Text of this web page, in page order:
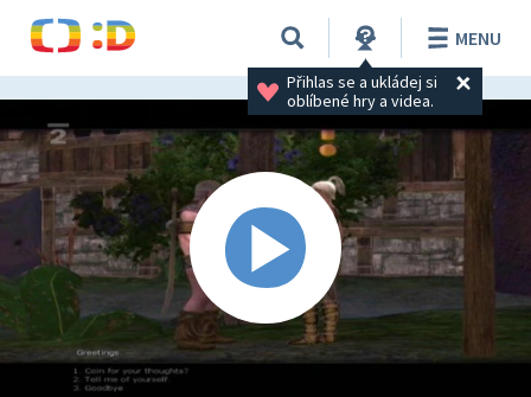
Přihlas se a ukládej si
oblíbené hry a videa.
MENU